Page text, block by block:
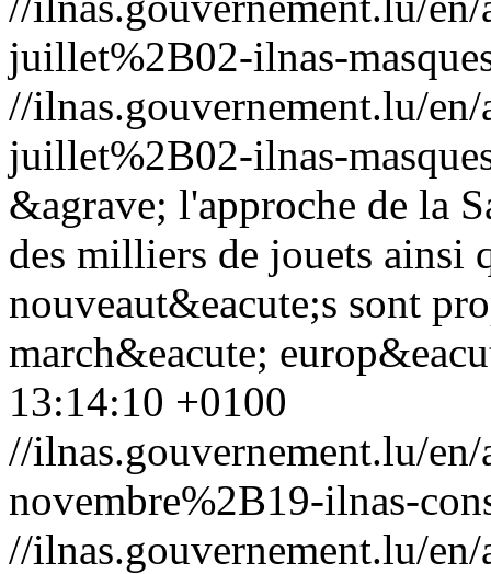
juillet%2B02-ilnas-
//ilnas.gouvernement.lu/
juillet%2B02-ilnas-
&agrave; l'approche de la
des milliers de jouets ainsi
nouveaut&eacute;s sont
march&eacute;
13:14:10 +0100
//ilnas.gouvernement.lu/
novembre%2B19-ilnas-
//ilnas.gouvernement.lu/